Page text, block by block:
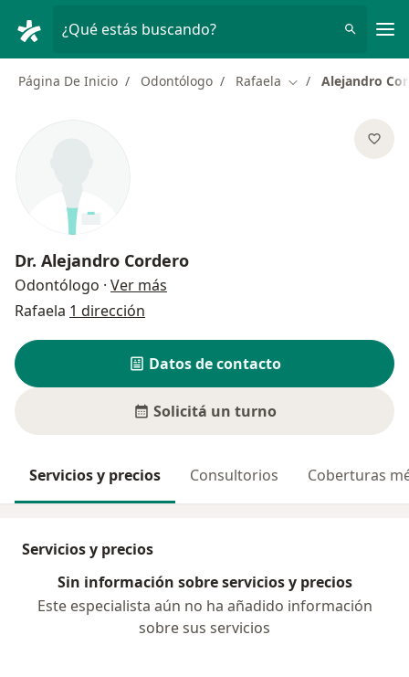
¿Qué estás buscando?
Página De Inicio Odontólogo Rafaela Cambiar de ciudad
Alejandro
Dr. Alejandro Cordero
Odontólogo · Ver más
Rafaela 1 dirección
Datos de contacto
Solicitá un turno
Servicios y precios Consultorios Coberturas
Servicios y precios
Sin información sobre servicios y precios
Este especialista aún no ha añadido información
sobre sus servicios